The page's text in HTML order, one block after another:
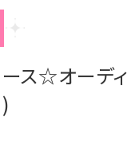
ース☆オーデ